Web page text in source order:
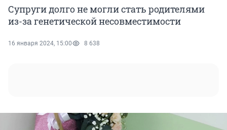
Супруги долго не могли стать родителями
из-за генетической несовместимости
16 января 2024, 15:00 8 638